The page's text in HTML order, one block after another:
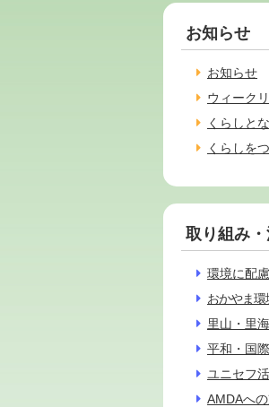
お知らせ
お知らせ
ウィーク
くらしと
くらしを
取り組み
環境に配
おかやま
里山・里
平和・国
ユニセフ
AMDAへ